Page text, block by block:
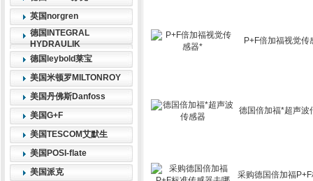
英国norgren
德国INTEGRAL
HYDRAULIK
德国leybold莱宝
美国米顿罗MILTONROY
美国丹佛斯Danfoss
美国G+F
美国TESCOM艾默生
美国POSI-flate
美国派克
P+F倍加福视觉传
德国倍加福*超声波
采购德国倍加福